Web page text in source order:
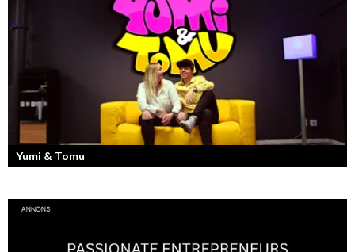
Yumi & Tomu
Läs mer om deras liv som YouTubers och Entreprenörer